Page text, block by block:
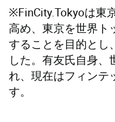
※FinCity.Tokyoは東
高め、東京を世界ト
することを目的とし
した。有友氏自身、
れ、現在はフィンテ
す。